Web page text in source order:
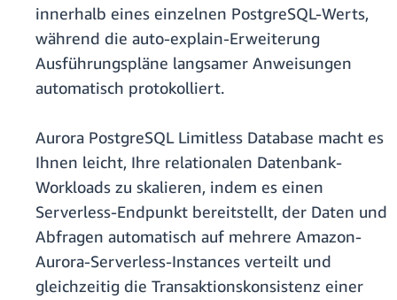
innerhalb eines einzelnen PostgreSQL-Werts,
während die auto-explain-Erweiterung
Ausführungspläne langsamer Anweisungen
automatisch protokolliert.
Aurora PostgreSQL Limitless Database macht es
Ihnen leicht, Ihre relationalen Datenbank-
Workloads zu skalieren, indem es einen
Serverless-Endpunkt bereitstellt, der Daten und
Abfragen automatisch auf mehrere Amazon-
Aurora-Serverless-Instances verteilt und
gleichzeitig die Transaktionskonsistenz einer